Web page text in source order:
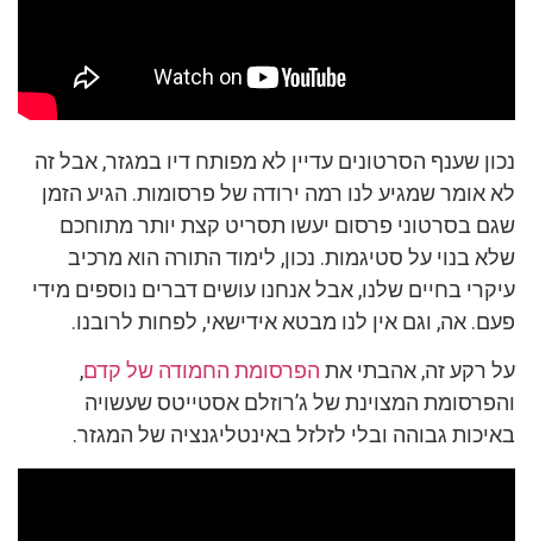
נכון שענף הסרטונים עדיין לא מפותח דיו במגזר, אבל זה
לא אומר שמגיע לנו רמה ירודה של פרסומות. הגיע הזמן
שגם בסרטוני פרסום יעשו תסריט קצת יותר מתוחכם
שלא בנוי על סטיגמות. נכון, לימוד התורה הוא מרכיב
עיקרי בחיים שלנו, אבל אנחנו עושים דברים נוספים מידי
פעם. אה, וגם אין לנו מבטא אידישאי, לפחות לרובנו.
על רקע זה, אהבתי את הפרסומת החמודה של קדם,
והפרסומת המצוינת של ג’רוזלם אסטייטס שעשויה
באיכות גבוהה ובלי לזלזל באינטליגנציה של המגזר.